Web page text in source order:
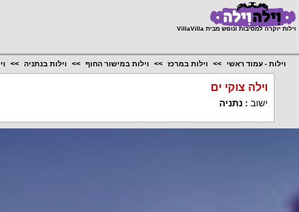
וילות יוקרה למסיבות ונופש מבית VillaVilla
וילות - עמוד ראשי וילות במרכז וילות במישור החוף וילות בנתניה
וילה צוקי ים
ישוב :נתניה